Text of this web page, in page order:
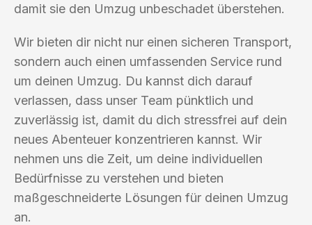
damit sie den Umzug unbeschadet überstehen.
Wir bieten dir nicht nur einen sicheren Transport,
sondern auch einen umfassenden Service rund
um deinen Umzug. Du kannst dich darauf
verlassen, dass unser Team pünktlich und
zuverlässig ist, damit du dich stressfrei auf dein
neues Abenteuer konzentrieren kannst. Wir
nehmen uns die Zeit, um deine individuellen
Bedürfnisse zu verstehen und bieten
maßgeschneiderte Lösungen für deinen Umzug
an.